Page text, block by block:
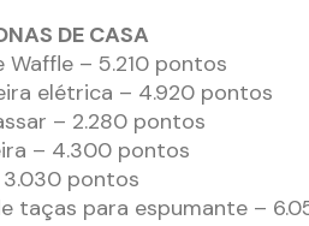
DE CASA
Waffle – 5.210 pontos
elétrica – 4.920 pontos
– 2.280 pontos
– 4.300 pontos
pontos
taças para espumante –